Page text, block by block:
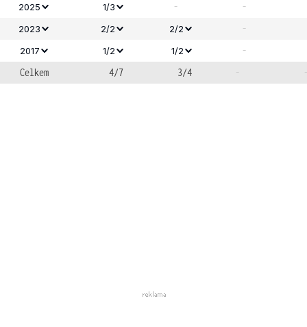
2025 1/3 - -
2023 2/2 2/2 -
2017 1/2 1/2
-
Celkem
4/7 3/4 -